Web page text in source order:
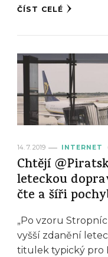
ČÍST CELÉ
14. 7. 2019 INTERNET
Chtějí
leteckou
čte a šíři
„Po vzoru
vyšší zdanění
titulek typický pro